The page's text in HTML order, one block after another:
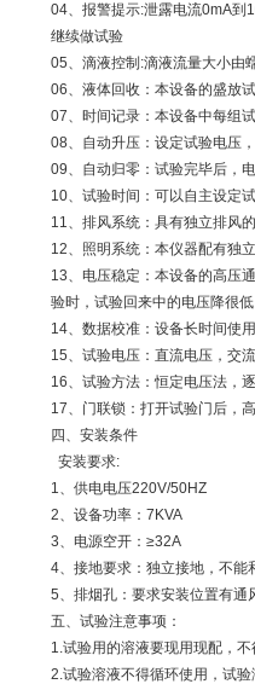
04、报警提示:泄露电流0mA到
继续做试验
05、滴液控制:滴液流量大小由
06、液体回收：本设备的盛放
07、时间记录：本设备中每组
08、自动升压：设定试验电压
09、自动归零：试验完毕后，
10、试验时间：可以自主设定
11、排风系统：具有独立排风
12、照明系统：本仪器配有独
13、电压稳定：本设备的高压
验时，试验回来中的电压降很低
14、数据校准：设备长时间使
15、试验电压：直流电压，交
16、试验方法：恒定电压法，
17、门联锁：打开试验门后，
四、安装条件
安装要求:
1、供电电压220V/50HZ
2、设备功率：7KVA
3、电源空开：≥32A
4、接地要求：独立接地，不能
5、排烟孔：要求安装位置有通
五、试验注意事项：
1.试验用的溶液要现用现配，
2.试验溶液不得循环使用，试